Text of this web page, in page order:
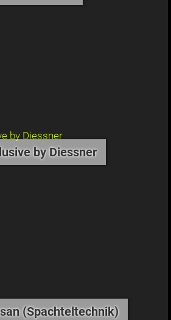
by Diessner
(Spachteltechnik)